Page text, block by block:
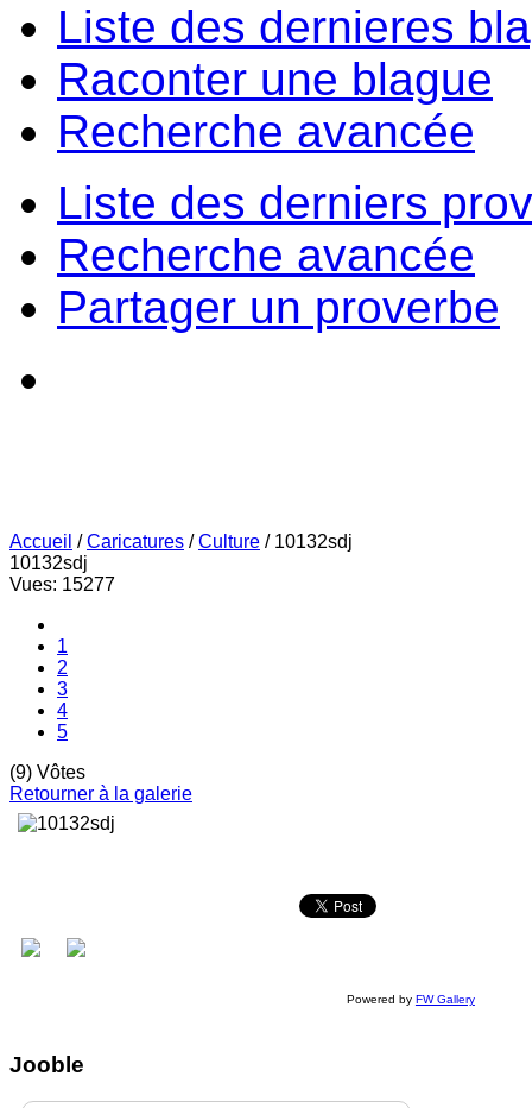
Liste des dernieres
Raconter une blague
Recherche avancée
Liste des derniers
Recherche avancée
Partager un proverbe
Accueil /Caricatures /Culture / 10132sdj
10132sdj
Vues: 15277
1
2
3
4
5
(9) Vôtes
Retourner à la galerie
Powered by FW Gallery
Jooble